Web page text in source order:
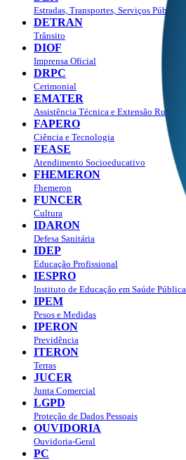
Estradas, Transportes, Serviços Públicos
DETRAN
Trânsito
DIOF
Imprensa Oficial
DRPC
Cerimonial
EMATER
Assistência Técnica e Extensão Rural
FAPERO
Ciência e Tecnologia
FEASE
Atendimento Socioeducativo
FHEMERON
Fhemeron
FUNCER
Cultura
IDARON
Defesa Sanitária
IDEP
Educação Profissional
IESPRO
Instituto de Educação em Saúde Pública
IPEM
Pesos e Medidas
IPERON
Previdência
ITERON
Terras
JUCER
Junta Comercial
LGPD
Proteção de Dados Pessoais
OUVIDORIA
Ouvidoria-Geral
PC